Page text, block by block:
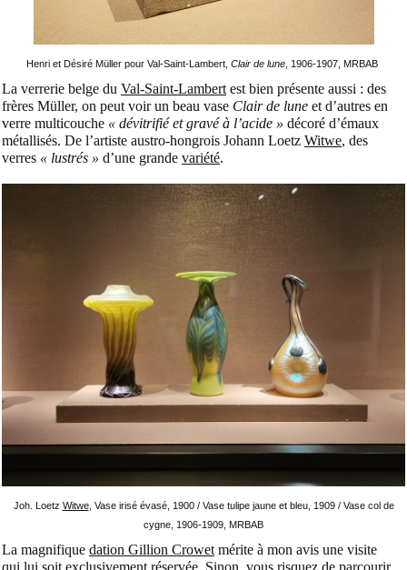
Henri et Désiré Müller pour Val-Saint-Lambert, Clair de lune , 1906-1907, MRBAB
La verrerie belge du Val-Saint-Lambert est bien présente aussi : des
frères Müller, on peut voir un beau vase Clair de lune et d’autres en
verre multicouche « dévitrifié et gravé à l’acide » décoré d’émaux
métallisés. De l’artiste austro-hongrois Johann Loetz Witwe, des
verres « lustrés » d’une grande variété.
Joh. Loetz Witwe, Vase irisé évasé, 1900 / Vase tulipe jaune et bleu, 1909 / Vase col de
cygne, 1906-1909, MRBAB
La magnifique dation Gillion Crowet mérite à mon avis une visite
qui lui soit exclusivement réservée. Sinon, vous risquez de parcourir